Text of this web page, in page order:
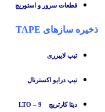
قطعات سرور و استوریج
ذخیره سازهای TAPE
تبپ لایبرری
تیپ درایو اکسترنال
دیتا کارتریج LTO – 9